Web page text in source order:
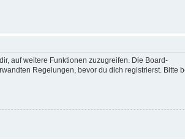
auf weitere Funktionen zuzugreifen. Die Board-
Regelungen, bevor du dich registrierst. Bitte